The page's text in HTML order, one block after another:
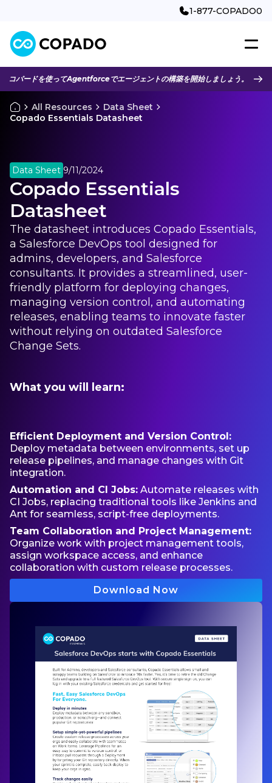
1-877-COPADO0
コパードを使ってAgentforceでエージェントの構築を開始しましょう。
All Resources
Data Sheet
Copado Essentials Datasheet
Data Sheet 9/11/2024
Copado Essentials
Datasheet
The datasheet introduces Copado Essentials,
a Salesforce DevOps tool designed for
admins, developers, and Salesforce
consultants. It provides a streamlined, user-
friendly platform for deploying changes,
managing version control, and automating
releases, enabling teams to innovate faster
without relying on outdated Salesforce
Change Sets.
What you will learn:
Efficient Deployment and Version Control:
Deploy metadata between environments, set up
release pipelines, and manage changes with Git
integration.
Automation and CI Jobs: Automate releases with
CI Jobs, replacing traditional tools like Jenkins and
Ant for seamless, script-free deployments.
Team Collaboration and Project Management:
Organize work with project management tools,
assign workspace access, and enhance
collaboration with custom release processes.
Download Now